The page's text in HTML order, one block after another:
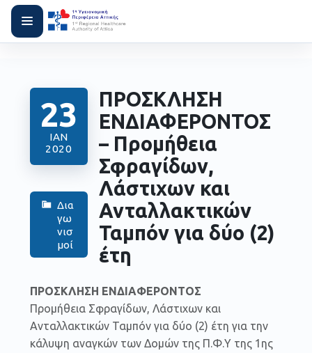
23
ΙΑΝ
2020
Δια
γω
νισ
μοί
ΠΡΟΣΚΛΗΣΗ
ΕΝΔΙΑΦΕΡΟΝΤΟΣ
– Προμήθεια
Σφραγίδων,
Λάστιχων και
Ανταλλακτικών
Ταμπόν για δύο (2)
έτη
ΠΡΟΣΚΛΗΣΗ ΕΝΔΙΑΦΕΡΟΝΤΟΣ
Προμήθεια Σφραγίδων, Λάστιχων και
Ανταλλακτικών Ταμπόν για δύο (2) έτη για την
κάλυψη αναγκών των Δομών της Π.Φ.Υ της 1ης